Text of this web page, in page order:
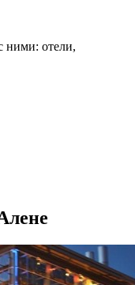
ними: отели,